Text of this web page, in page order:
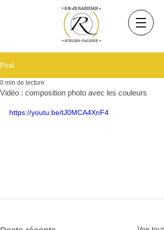
Post
Vidéo : composition photo avec les couleurs
0 min de lecture
https://youtu.be/tJ0MCA4XnF4